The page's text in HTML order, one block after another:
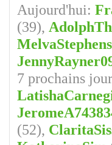
Aujourd'hui:
(39),
MelvaStephens
7 prochains
(52),